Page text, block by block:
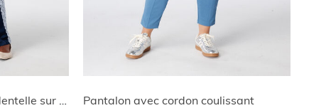
Pantalon avec cordon coulissant